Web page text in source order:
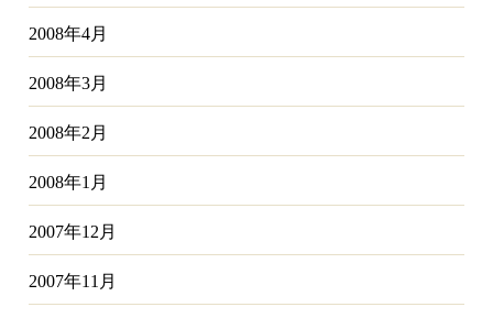
2008年4月
2008年3月
2008年2月
2008年1月
2007年12月
2007年11月